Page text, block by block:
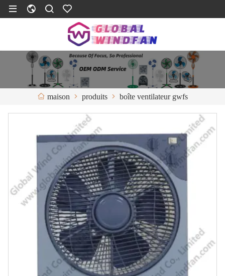
maison produits boîte ventilateur gwfs